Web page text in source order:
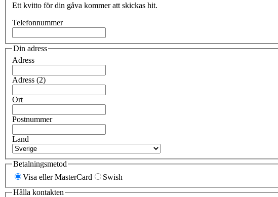
Ett kvitto för din gåva kommer att skickas hit.
Telefonnummer
Din adress
Adress
Adress (2)
Ort
Postnummer
Land
Betalningsmetod
Visa eller MasterCard
Swish
Hålla kontakten